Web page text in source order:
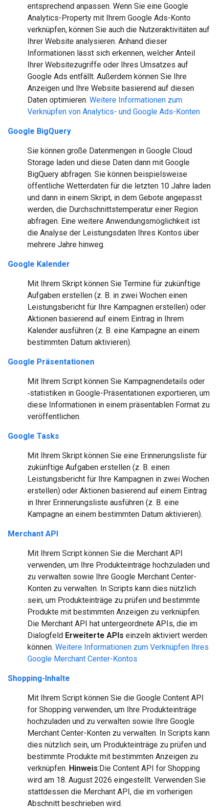
entsprechend anpassen. Wenn Sie eine Google
Analytics-Property mit Ihrem Google Ads-Konto
verknüpfen, können Sie auch die Nutzeraktivitäten auf
Ihrer Website analysieren. Anhand dieser
Informationen lässt sich erkennen, welcher Anteil
Ihrer Websitezugriffe oder Ihres Umsatzes auf
Google Ads entfällt. Außerdem können Sie Ihre
Anzeigen und Ihre Website basierend auf diesen
Daten optimieren. Weitere Informationen zum
Verknüpfen von Analytics- und Google Ads-Konten
Google BigQuery
Sie können große Datenmengen in Google Cloud
Storage laden und diese Daten dann mit Google
BigQuery abfragen. Sie können beispielsweise
öffentliche Wetterdaten für die letzten 10 Jahre laden
und dann in einem Skript, in dem Gebote angepasst
werden, die Durchschnittstemperatur einer Region
abfragen. Eine weitere Anwendungsmöglichkeit ist
die Analyse der Leistungsdaten Ihres Kontos über
mehrere Jahre hinweg.
Google Kalender
Mit Ihrem Skript können Sie Termine für zukünftige
Aufgaben erstellen (z. B. in zwei Wochen einen
Leistungsbericht für Ihre Kampagnen erstellen) oder
Aktionen basierend auf einem Eintrag in Ihrem
Kalender ausführen (z. B. eine Kampagne an einem
bestimmten Datum aktivieren).
Google Präsentationen
Mit Ihrem Script können Sie Kampagnendetails oder
‑statistiken in Google-Präsentationen exportieren, um
diese Informationen in einem präsentablen Format zu
veröffentlichen.
Google Tasks
Mit Ihrem Skript können Sie eine Erinnerungsliste für
zukünftige Aufgaben erstellen (z. B. einen
Leistungsbericht für Ihre Kampagnen in zwei Wochen
erstellen) oder Aktionen basierend auf einem Eintrag
in Ihrer Erinnerungsliste ausführen (z. B. eine
Kampagne an einem bestimmten Datum aktivieren).
Merchant API
Mit Ihrem Script können Sie die Merchant API
verwenden, um Ihre Produkteinträge hochzuladen und
zu verwalten sowie Ihre Google Merchant Center-
Konten zu verwalten. In Scripts kann dies nützlich
sein, um Produkteinträge zu prüfen und bestimmte
Produkte mit bestimmten Anzeigen zu verknüpfen.
Die Merchant API hat untergeordnete APIs, die im
Dialogfeld Erweiterte APIs einzeln aktiviert werden
können. Weitere Informationen zum Verknüpfen Ihres
Google Merchant Center-Kontos
Shopping-Inhalte
Mit Ihrem Script können Sie die Google Content API
for Shopping verwenden, um Ihre Produkteinträge
hochzuladen und zu verwalten sowie Ihre Google
Merchant Center-Konten zu verwalten. In Scripts kann
dies nützlich sein, um Produkteinträge zu prüfen und
bestimmte Produkte mit bestimmten Anzeigen zu
verknüpfen. Hinweis:Die Content API for Shopping
wird am 18. August 2026 eingestellt. Verwenden Sie
stattdessen die Merchant API, die im vorherigen
Abschnitt beschrieben wird.